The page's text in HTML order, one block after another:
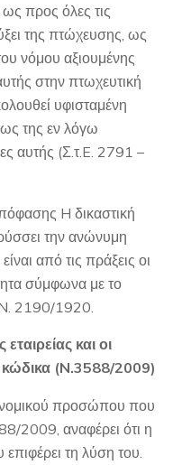
προς όλες τις
της πτώχευσης, ως
νόμου αξιουμένης
στην πτωχευτική
υφισταμένη
της εν λόγω
αυτής (Σ.τ.E. 2791 –
H δικαστική
την ανώνυμη
από τις πράξεις οι
σύμφωνα με το
2190/1920.
και οι
κώδικα (N.3588/2009)
προσώπου που
2009, αναφέρει ότι η
τη λύση του.